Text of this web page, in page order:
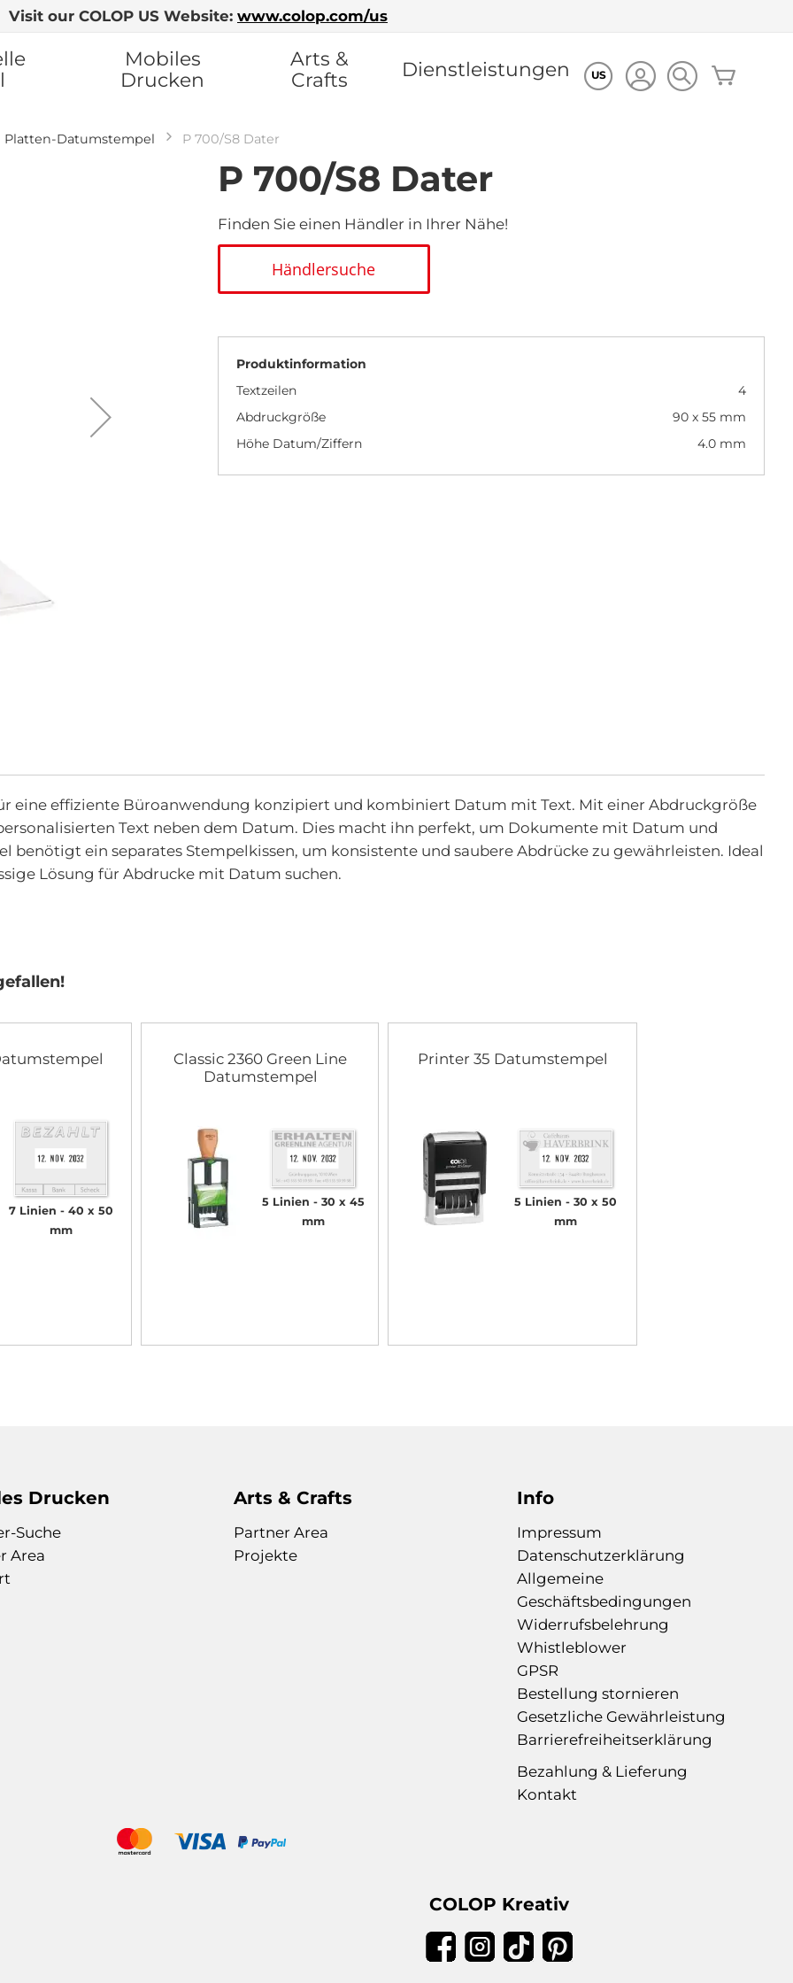
Visit our COLOP US Website: www.colop.com/us
US
Mobiles
Drucken
Arts &
Crafts
Dienstleistungen
Platten-Datumstempel P 700/S8 Dater
P 700/S8 Dater
Finden Sie einen Händler in Ihrer Nähe!
Händlersuche
Produktinformation
Textzeilen
4
Abdruckgröße
90 x 55 mm
Höhe Datum/Ziffern
4.0 mm
eine effiziente Büroanwendung konzipiert und kombiniert Datum mit Text. Mit einer Abdruckgröße
Text neben dem Datum. Dies macht ihn perfekt, um Dokumente mit Datum und
ein separates Stempelkissen, um konsistente und saubere Abdrücke zu gewährleisten. Ideal
Lösung für Abdrucke mit Datum suchen.
7 Linien
40 x 50
mm
Classic 2360 Green Line
Datumstempel
5 Linien
30 x 45
mm
Printer 35 Datumstempel
5 Linien
30 x 50
mm
Drucken
Suche
Area
Arts & Crafts
Partner Area
Projekte
Info
Impressum
Datenschutzerklärung
Allgemeine
Geschäftsbedingungen
Widerrufsbelehrung
Whistleblower
GPSR
Bestellung stornieren
Gesetzliche Gewährleistung
Barrierefreiheitserklärung
Bezahlung & Lieferung
Kontakt
COLOP Kreativ